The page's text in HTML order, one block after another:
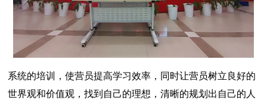
系统的培训，使营员提高学习效率，同时让营员树立良好的
世界观和价值观，找到自己的理想，清晰的规划出自己的人